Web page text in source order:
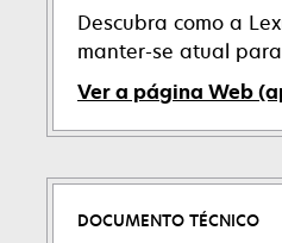
Descubra como a
manter-se atual
Ver a página Web
DOCUMENTO TÉCNICO